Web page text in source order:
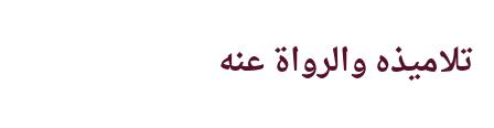
تلاميذه والرواة عنه